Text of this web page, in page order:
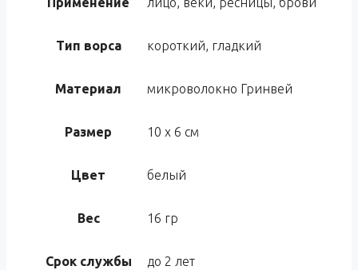
Тип ворса короткий, гладкий
Материал микроволокно Гринвей
Размер 10 х 6 см
Цвет белый
Вес 16 гр
Срок службы до 2 лет